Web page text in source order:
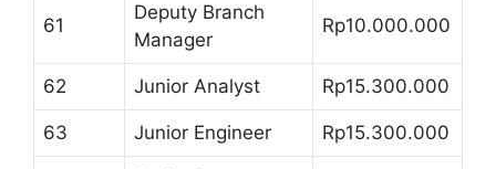
61
Deputy Branch
Manager
Rp10.000.000
62 Junior Analyst Rp15.300.000
63 Junior Engineer Rp15.300.000